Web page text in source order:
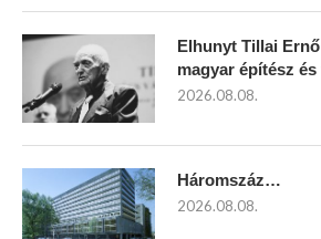
Elhunyt Tillai
magyar építész
2026.08.08.
Háromszáz…
2026.08.08.